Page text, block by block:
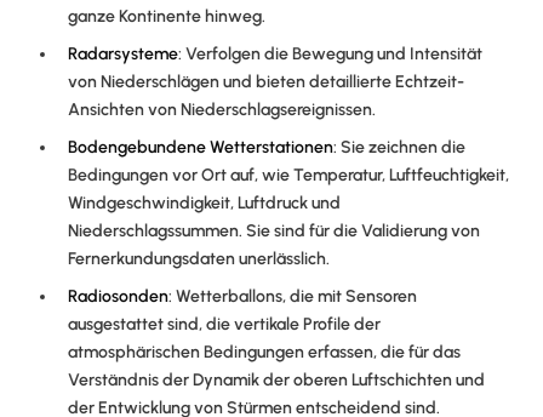
ganze Kontinente hinweg.
Radarsysteme: Verfolgen die Bewegung und Intensität
von Niederschlägen und bieten detaillierte Echtzeit-
Ansichten von Niederschlagsereignissen.
Bodengebundene Wetterstationen: Sie zeichnen die
Bedingungen vor Ort auf, wie Temperatur, Luftfeuchtigkeit,
Windgeschwindigkeit, Luftdruck und
Niederschlagssummen. Sie sind für die Validierung von
Fernerkundungsdaten unerlässlich.
Radiosonden: Wetterballons, die mit Sensoren
ausgestattet sind, die vertikale Profile der
atmosphärischen Bedingungen erfassen, die für das
Verständnis der Dynamik der oberen Luftschichten und
der Entwicklung von Stürmen entscheidend sind.